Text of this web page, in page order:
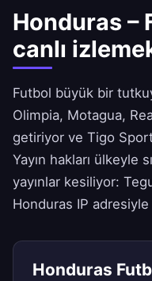
Honduras –
canlı
Futbol büyük bir
Olimpia, Motagua,
getiriyor ve Tigo
Yayın hakları ülkeyle
yayınlar kesiliyor:
Honduras IP
Honduras